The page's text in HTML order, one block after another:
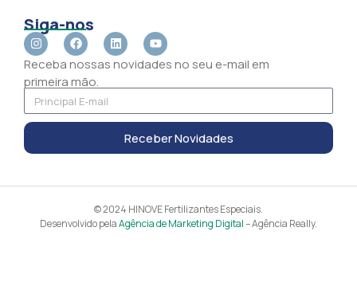
Siga-nos
Receba nossas novidades no seu e-mail em
primeira mão.
Receber Novidades
© 2024 HINOVE Fertilizantes Especiais.
Desenvolvido pelaAgência de Marketing Digital– Agência Really.